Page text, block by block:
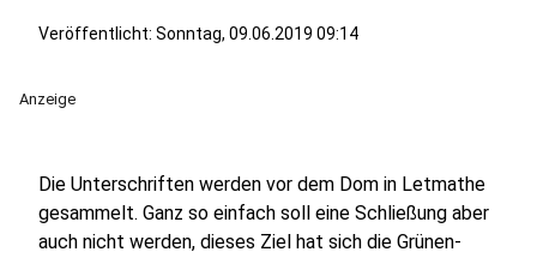
Veröffentlicht: Sonntag, 09.06.2019 09:14
Anzeige
Die Unterschriften werden vor dem Dom in Letmathe
gesammelt. Ganz so einfach soll eine Schließung aber
auch nicht werden, dieses Ziel hat sich die Grünen-